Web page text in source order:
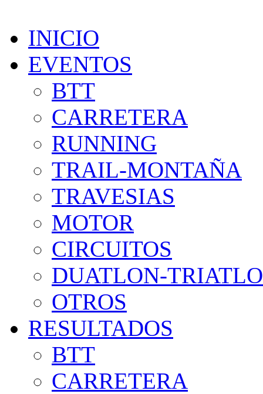
INICIO
EVENTOS
BTT
CARRETERA
RUNNING
TRAIL-MONTAÑA
TRAVESIAS
MOTOR
CIRCUITOS
DUATLON-
OTROS
RESULTADOS
BTT
CARRETERA